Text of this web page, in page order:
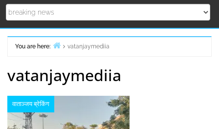
You are here:
vatanjaymediia
vatanjaymediia
वाताञ्जय ब्रेकिंग